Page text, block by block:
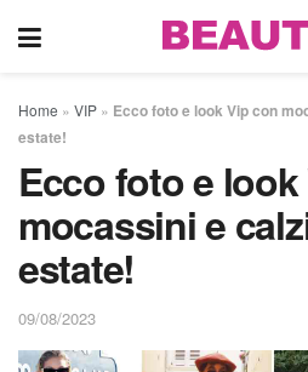
Home » VIP » Ecco foto e look Vip con
estate!
Ecco foto e
mocassini e
estate!
09/08/2023